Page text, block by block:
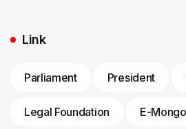
Link
Parliament President
Legal Foundation E-